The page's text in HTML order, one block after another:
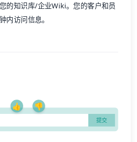
的知识库/企业Wiki。您的客户和员
内访问信息。
👍 👎